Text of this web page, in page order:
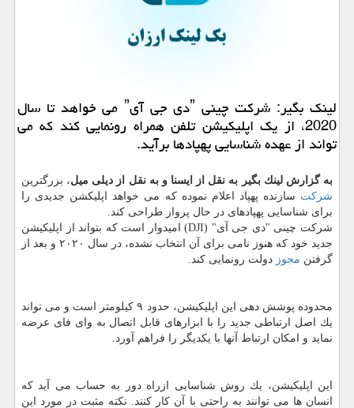
لینك بگیر: شركت چینی ˮدی جی آیˮ می خواهد تا سال
2020، از یك اپلیكیشن تلفن همراه رونمایی كند كه می
تواند از عهده شناسایی پهپادها برآید.
به گزارش لینك بگیر به نقل از ایسنا و به نقل از دیلی میل، بزرگترین
شركت سازنده پهپاد اعلام نموده كه می خواهد اپلیكشن جدیدی را
برای شناسایی پهپادهای در حال پرواز طراحی كند.
شركت چینی "دی جی آی" (DJI) امیدوار است كه بتواند از اپلیكیشن
جدید خود كه هنوز نامی برای آن انتخاب نشده، در سال ۲۰۲۰ و بعد از
گرفتن مجوز دولت رونمایی كند.
محدوده پوشش دهی این اپلیكیشن، حدود ۹ كیلومتر است و می تواند
یك اصل ارتباطی جدید را با ابزارهای قابل اتصال به وای فای عرضه
نماید و امكان ارتباط آنها با یكدیگر را فراهم آورد.
این اپلیكیشن، یك روش شناسایی ازراه دور به حساب می آید كه
انسان ها می توانند به راحتی با آن كار كنند. نكته مثبت در مورد این